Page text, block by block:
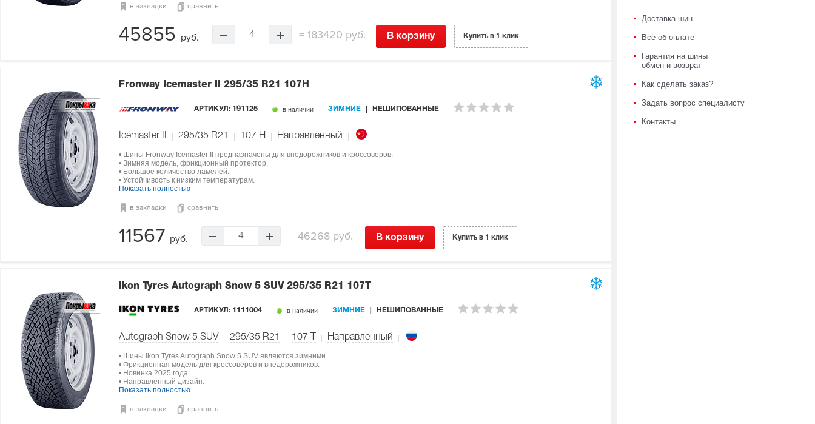
в закладки сравнить
45855 руб. 4 =183420 руб. В корзину Купить в 1 клик
Fronway Icemaster II 295/35 R21 107H
АРТИКУЛ: 191125 в наличии ЗИМНИЕ НЕШИПОВАННЫЕ
Icemaster II 295/35 R21 107 H Направленный
• Шины Fronway Icemaster II предназначены для внедорожников и кроссоверов.
• Зимняя модель, фрикционный протектор.
• Большое количество ламелей.
• Устойчивость к низким температурам.
Показать полностью
в закладки сравнить
11567 руб. 4 = 46268 руб. В корзину Купить в 1 клик
Ikon Tyres Autograph Snow 5 SUV 295/35 R21 107T
АРТИКУЛ: 1111004 в наличии ЗИМНИЕ НЕШИПОВАННЫЕ
Autograph Snow 5 SUV 295/35 R21 107 Направленный
• Шины Ikon Tyres Autograph Snow 5 SUV являются зимними.
• Фрикционная модель для кроссоверов и внедорожников.
• Новинка 2025 года.
• Направленный дизайн.
Показать полностью
в закладки сравнить
Доставка шин
Всё об оплате
Гарантия на шины
обмен и возврат
Как сделать заказ?
Задать вопрос специалисту
Контакты